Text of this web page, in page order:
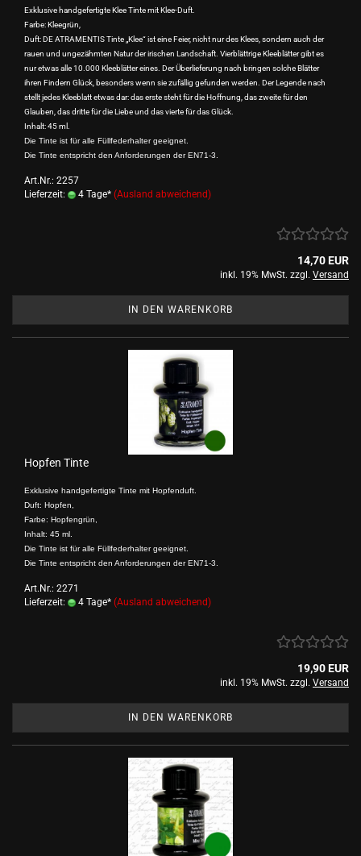
Exklusive handgefertigte Klee Tinte mit Klee-Duft.
Farbe: Kleegrün,
Duft: DE ATRAMENTIS Tinte „Klee“ ist eine Feier, nicht nur des Klees, sondern auch der
rauen und ungezähmten Natur der irischen Landschaft. Vierblättrige Kleeblätter gibt es
nur etwas alle 10.000 Kleeblätter eines. Der Überlieferung nach bringen solche Blätter
ihren Findern Glück, besonders wenn sie zufällig gefunden werden. Der Legende nach
stellt jedes Kleeblatt etwas dar: das erste steht für die Hoffnung, das zweite für den
Glauben, das dritte für die Liebe und das vierte für das Glück.
Inhalt: 45 ml.
Die Tinte ist für alle Füllfederhalter geeignet.
Die Tinte entspricht den Anforderungen der EN71-3.
Art.Nr.: 2257
Lieferzeit:
4 Tage* (Ausland abweichend)
14,70 EUR
inkl. 19% MwSt. zzgl. Versand
IN DEN WARENKORB
Hopfen Tinte
Exklusive handgefertigte Tinte mit Hopfenduft.
Duft: Hopfen,
Farbe: Hopfengrün,
Inhalt: 45 ml.
Die Tinte ist für alle Füllfederhalter geeignet.
Die Tinte entspricht den Anforderungen der EN71-3.
Art.Nr.: 2271
Lieferzeit:
4 Tage* (Ausland abweichend)
19,90 EUR
inkl. 19% MwSt. zzgl. Versand
IN DEN WARENKORB